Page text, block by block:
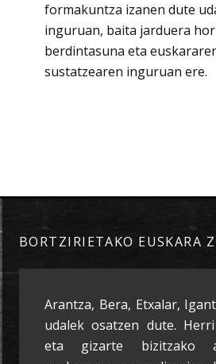
formakuntza izanen dute
inguruan, baita jarduera
berdintasuna eta
sustatzearen inguruan ere.
BORTZIRIETAKO EUSKARA
Arantza, Bera, Etxalar,
udalek osatzen dute.
eta gizarte bizitzako